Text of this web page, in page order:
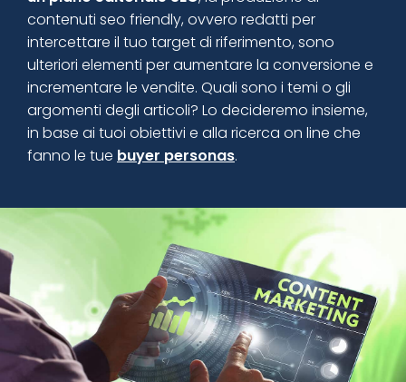
contenuti seo friendly, ovvero redatti per
intercettare il tuo target di riferimento, sono
ulteriori elementi per aumentare la conversione e
incrementare le vendite. Quali sono i temi o gli
argomenti degli articoli? Lo decideremo insieme,
in base ai tuoi obiettivi e alla ricerca on line che
fanno le tue buyer personas.